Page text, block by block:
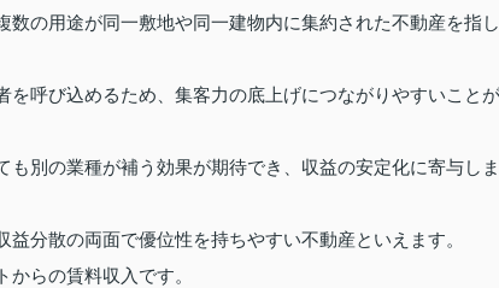
の用途が同一敷地や同一建物内に集約された不動産を指し
呼び込めるため、集客力の底上げにつながりやすいことが
別の業種が補う効果が期待でき、収益の安定化に寄与しま
分散の両面で優位性を持ちやすい不動産といえます。
らの賃料収入です。